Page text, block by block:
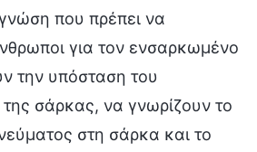
που πρέπει να
για τον ενσαρκωμένο
την υπόσταση του
σάρκας, να γνωρίζουν το
στη σάρκα και το